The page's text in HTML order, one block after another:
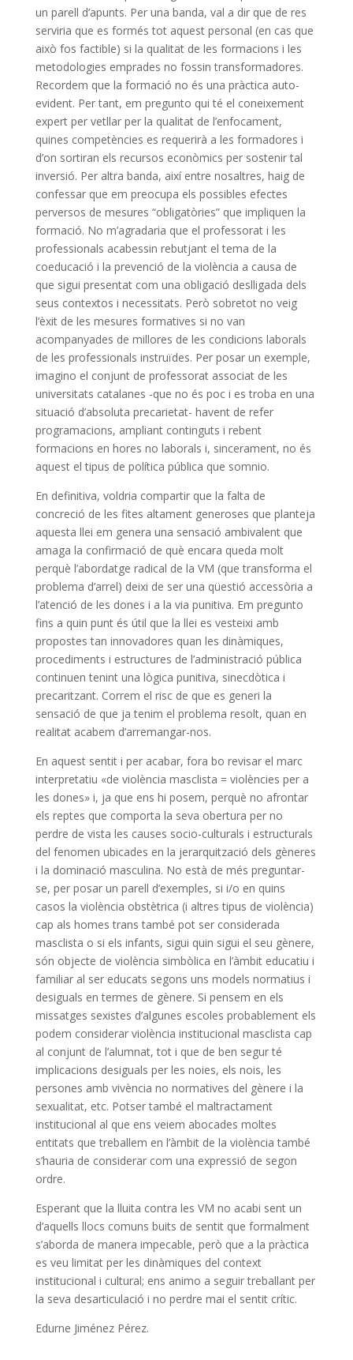
un parell d’apunts. Per una banda, val a dir que de res
serviria que es formés tot aquest personal (en cas que
això fos factible) si la qualitat de les formacions i les
metodologies emprades no fossin transformadores.
Recordem que la formació no és una pràctica auto-
evident. Per tant, em pregunto qui té el coneixement
expert per vetllar per la qualitat de l’enfocament,
quines competències es requerirà a les formadores i
d’on sortiran els recursos econòmics per sostenir tal
inversió. Per altra banda, així entre nosaltres, haig de
confessar que em preocupa els possibles efectes
perversos de mesures “obligatòries” que impliquen la
formació. No m’agradaria que el professorat i les
professionals acabessin rebutjant el tema de la
coeducació i la prevenció de la violència a causa de
que sigui presentat com una obligació deslligada dels
seus contextos i necessitats. Però sobretot no veig
l’èxit de les mesures formatives si no van
acompanyades de millores de les condicions laborals
de les professionals instruïdes. Per posar un exemple,
imagino el conjunt de professorat associat de les
universitats catalanes -que no és poc i es troba en una
situació d’absoluta precarietat- havent de refer
programacions, ampliant continguts i rebent
formacions en hores no laborals i, sincerament, no és
aquest el tipus de política pública que somnio.
En definitiva, voldria compartir que la falta de
concreció de les fites altament generoses que planteja
aquesta llei em genera una sensació ambivalent que
amaga la confirmació de què encara queda molt
perquè l’abordatge radical de la VM (que transforma el
problema d’arrel) deixi de ser una qüestió accessòria a
l’atenció de les dones i a la via punitiva. Em pregunto
fins a quin punt és útil que la llei es vesteixi amb
propostes tan innovadores quan les dinàmiques,
procediments i estructures de l’administració pública
continuen tenint una lògica punitiva, sinecdòtica i
precaritzant. Correm el risc de que es generi la
sensació de que ja tenim el problema resolt, quan en
realitat acabem d’arremangar-nos.
En aquest sentit i per acabar, fora bo revisar el marc
interpretatiu «de violència masclista = violències per a
les dones» i, ja que ens hi posem, perquè no afrontar
els reptes que comporta la seva obertura per no
perdre de vista les causes socio-culturals i estructurals
del fenomen ubicades en la jerarquització dels gèneres
i la dominació masculina. No està de més preguntar-
se, per posar un parell d’exemples, si i/o en quins
casos la violència obstètrica (i altres tipus de violència)
cap als homes trans també pot ser considerada
masclista o si els infants, sigui quin sigui el seu gènere,
són objecte de violència simbòlica en l’àmbit educatiu i
familiar al ser educats segons uns models normatius i
desiguals en termes de gènere. Si pensem en els
missatges sexistes d’algunes escoles probablement els
podem considerar violència institucional masclista cap
al conjunt de l’alumnat, tot i que de ben segur té
implicacions desiguals per les noies, els nois, les
persones amb vivència no normatives del gènere i la
sexualitat, etc. Potser també el maltractament
institucional al que ens veiem abocades moltes
entitats que treballem en l’àmbit de la violència també
s’hauria de considerar com una expressió de segon
ordre.
Esperant que la lluita contra les VM no acabi sent un
d’aquells llocs comuns buits de sentit que formalment
s’aborda de manera impecable, però que a la pràctica
es veu limitat per les dinàmiques del context
institucional i cultural; ens animo a seguir treballant per
la seva desarticulació i no perdre mai el sentit crític.
Edurne Jiménez Pérez.